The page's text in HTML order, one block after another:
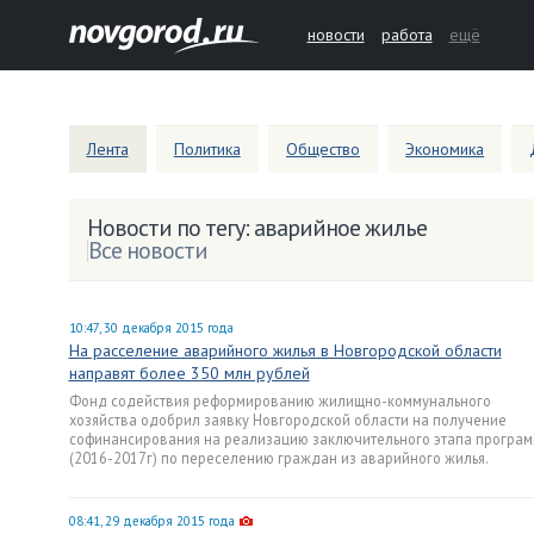
новости работа ещё
Лента Политика Общество Экономика
Новости по тегу: аварийное жилье
Все новости
10:47, 30 декабря 2015 года
На расселение аварийного жилья в Новгородской области
направят более 350 млн рублей
Фонд содействия реформированию жилищно-коммунального
хозяйства одобрил заявку Новгородской области на получение
софинансирования на реализацию заключительного этапа
(2016-2017г) по переселению граждан из аварийного жилья.
08:41, 29 декабря 2015 года